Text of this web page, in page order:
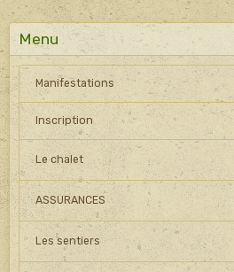
Menu
Manifestations
Inscription
Le chalet
ASSURANCES
Les sentiers